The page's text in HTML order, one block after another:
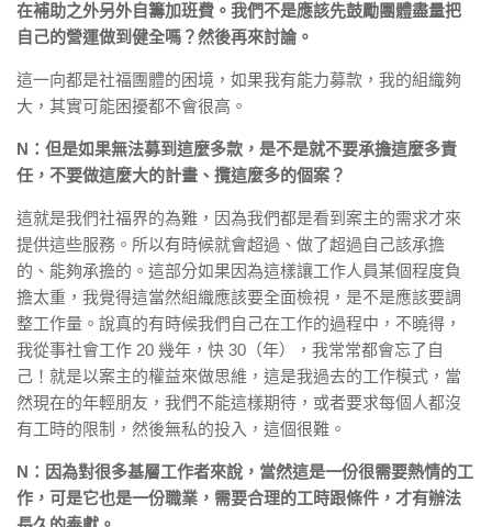
在補助之外另外自籌加班費。我們不是應該先鼓勵團體盡量把
自己的營運做到健全嗎？然後再來討論。
這一向都是社福團體的困境，如果我有能力募款，我的組織夠
大，其實可能困擾都不會很高。
N：但是如果無法募到這麼多款，是不是就不要承擔這麼多責
任，不要做這麼大的計畫、攬這麼多的個案？
這就是我們社福界的為難，因為我們都是看到案主的需求才來
提供這些服務。所以有時候就會超過、做了超過自己該承擔
的、能夠承擔的。這部分如果因為這樣讓工作人員某個程度負
擔太重，我覺得這當然組織應該要全面檢視，是不是應該要調
整工作量。說真的有時候我們自己在工作的過程中，不曉得，
我從事社會工作 20 幾年，快 30（年），我常常都會忘了自
己！就是以案主的權益來做思維，這是我過去的工作模式，當
然現在的年輕朋友，我們不能這樣期待，或者要求每個人都沒
有工時的限制，然後無私的投入，這個很難。
N：因為對很多基層工作者來說，當然這是一份很需要熱情的工
作，可是它也是一份職業，需要合理的工時跟條件，才有辦法